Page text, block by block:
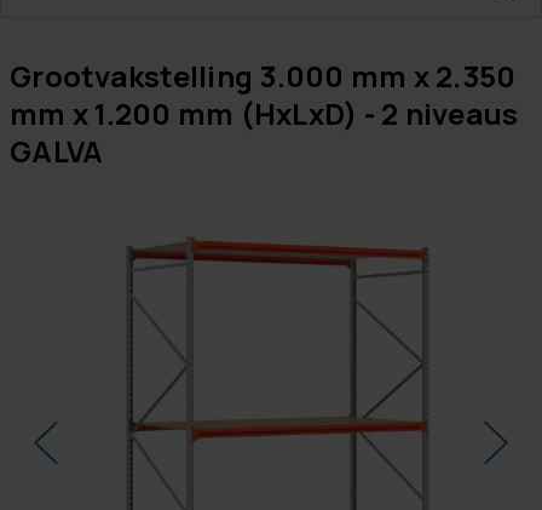
Grootvakstelling 3.000 mm x 2.350
mm x 1.200 mm (HxLxD) - 2 niveaus
GALVA